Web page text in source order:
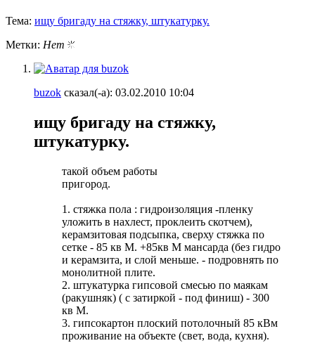
Тема: ищу бригаду на стяжку, штукатурку.
Метки: Нет
buzok сказал(-а): 03.02.2010 10:04
ищу бригаду на стяжку,
штукатурку.
такой объем работы
пригород.
1. стяжка пола : гидроизоляция -пленку
уложить в нахлест, проклеить скотчем),
керамзитовая подсыпка, сверху стяжка по
сетке - 85 кв М. +85кв М мансарда (без гидро
и керамзита, и слой меньше. - подровнять по
монолитной плите.
2. штукатурка гипсовой смесью по маякам
(ракушняк) ( с затиркой - под финиш) - 300
кв М.
3. гипсокартон плоский потолочный 85 кВм
проживание на объекте (свет, вода, кухня).